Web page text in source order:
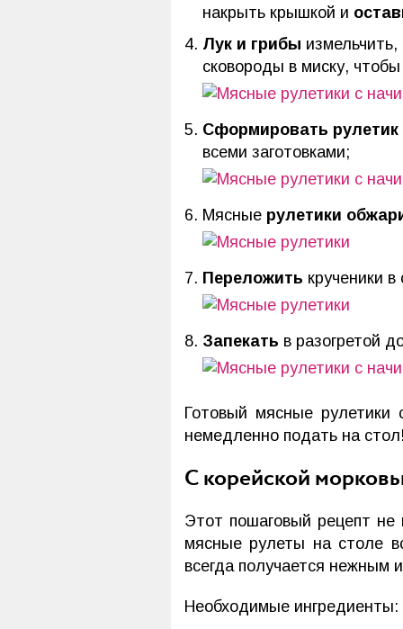
накрыть крышкой и
Лук и грибы измельчить,
сковороды в миску,
Сформировать рулетик
всеми заготовками;
Мясные рулетики
Переложить крученики
Запекать в разогретой
Готовый мясные рулетики
немедленно подать на
С корейской
Этот пошаговый рецепт не
мясные рулеты на столе
всегда получается нежным
Необходимые ингредиенты: